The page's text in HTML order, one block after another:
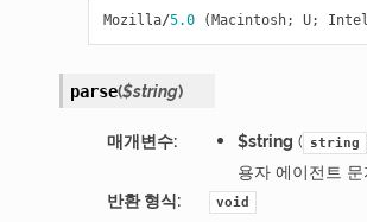
Mozilla/5.0 (Macintosh; U; Intel
parse($string)
매개변수: $string ( string
용자 에이전트 문
반환 형식: void